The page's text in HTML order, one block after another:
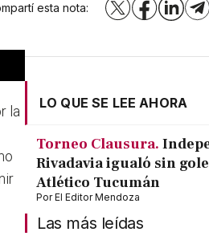
esta nota: X Facebook
la
LO QUE SE LEE AHORA
Torneo Clausura.
Rivadavia igualó sin
Atlético Tucumán
PorEl Editor Mendoza
Las más leídas